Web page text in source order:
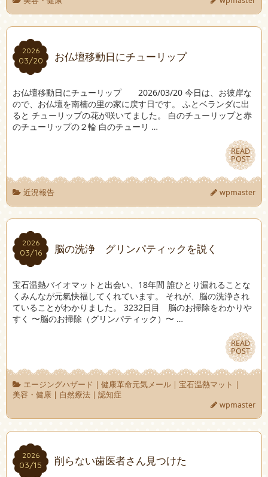
2026
03/20
2026
03/20 お仏壇移動日にチューリップ
お仏壇移動日にチューリップ 2026/03/20 今日は、お彼岸な
ので、お仏壇を南楠の里の家に戻す日です。 ふとベランダに出
ると チューリップの花が咲いてました。 白のチューリップと赤
のチューリップの２輪 白のチューリ …
READ
POST
READ
POST
近況報告 wpmaster
2026
03/16
2026
03/16 脳の洗浄 グリンパティックを説く
宝石温熱バイオマットと出会い、18年間 誰ひとり漏れることな
くみんなが元氣快福してくれています。 それが、脳の洗浄され
ていることがわかりました。 3232日目 脳のお掃除をわかりや
すく 〜脳のお掃除（グリンパティック）〜 …
READ
POST
READ
POST
エージングハザード | 健康革命元気メール| 宝石温熱マット |
美容・健康 | 自然療法 | 認知症
wpmaster
2026
03/15
2026
03/15 削らない歯医者さん見つけた